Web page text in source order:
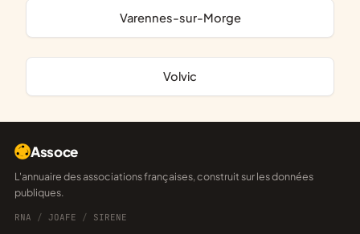
Varennes-sur-Morge
Volvic
Assoce
L'annuaire des associations françaises, construit sur les données
publiques.
RNA / JOAFE / SIRENE